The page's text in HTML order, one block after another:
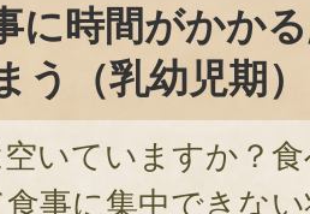
に時間がかか
う（乳幼児期）
いていますか？
事に集中できな